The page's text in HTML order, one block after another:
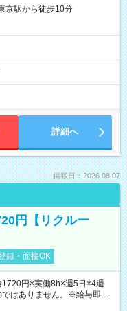
京駅から徒歩10分
詳細へ
掲載日：2026.08.07
円【リクルー
録・面接OK
円×実働8h×週5日×4週
はありません。※給与即受